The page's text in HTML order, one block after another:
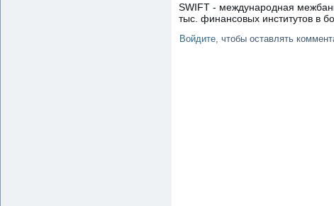
SWIFT - международная
тыс. финансовых институтов в
Войдите , чтобы оставлять